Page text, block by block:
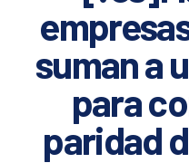
suman a
para
paridad